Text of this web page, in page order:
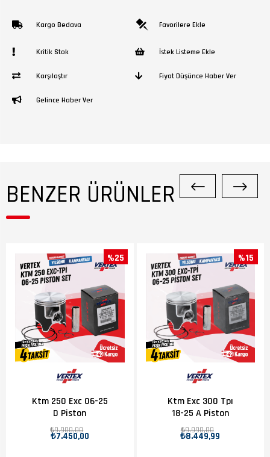
Kargo Bedava Favorilere Ekle
Kritik Stok İstek Listeme Ekle
Karşılaştır Fiyat Düşünce Haber Ver
Gelince Haber Ver
BENZER ÜRÜNLER
Ktm 250 Exc 06-25
D Piston
₺7.450,00
₺9.900,00
%25
Ktm Exc 300 Tpı
18-25 A Piston
₺8.449,99
₺9.990,00
%15